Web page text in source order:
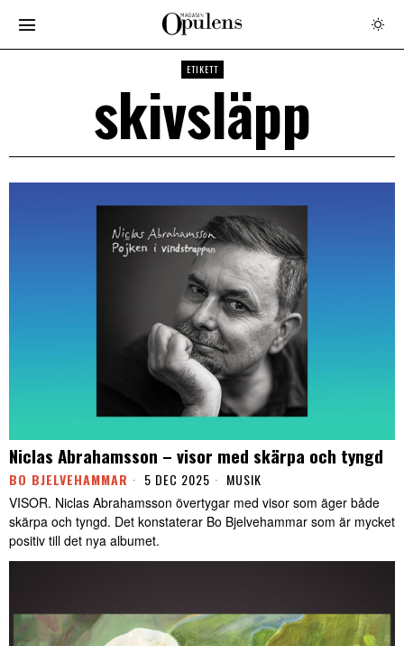
ETIKETT
skivsläpp
Niclas Abrahamsson – visor med skärpa och tyngd
BO BJELVEHAMMAR 5 DEC 2025 MUSIK
VISOR. Niclas Abrahamsson övertygar med visor som äger både
skärpa och tyngd. Det konstaterar Bo Bjelvehammar som är mycket
positiv till det nya albumet.